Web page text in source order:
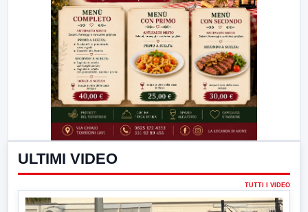
ULTIMI VIDEO
TUTTI I VIDEO